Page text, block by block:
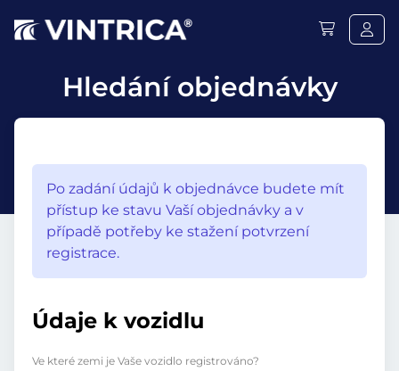
Hledání objednávky
Po zadání údajů k objednávce budete mít
přístup ke stavu Vaší objednávky a v
případě potřeby ke stažení potvrzení
registrace.
Údaje k vozidlu
Ve které zemi je Vaše vozidlo registrováno?